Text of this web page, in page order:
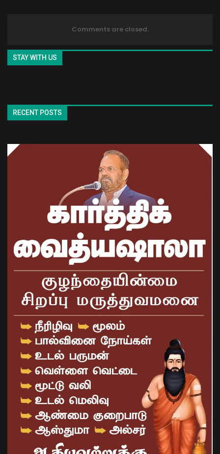
Comments are closed.
STAY WITH US
RECENT POSTS